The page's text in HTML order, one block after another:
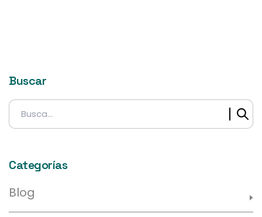
Buscar
Buscar:
Categorías
Blog